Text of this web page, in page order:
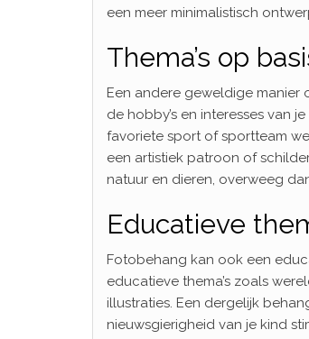
een meer minimalistisch
Thema’s op
Een andere geweldige
de hobby’s en interesses van
favoriete sport of sportteam
een artistiek patroon of
natuur en dieren, overweeg
Educatieve
Fotobehang kan ook een
educatieve thema’s zoals
illustraties. Een dergelijk
nieuwsgierigheid van je kind